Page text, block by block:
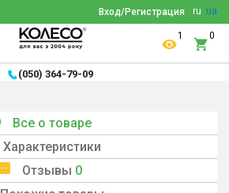
ru ua
Вход/Регистрация
1 0
(050) 364-79-09
Все о товаре
Характеристики
Отзывы 0